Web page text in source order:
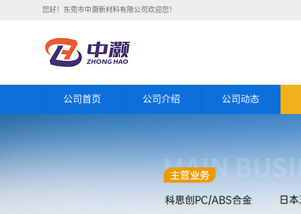
您好！东莞市中灏新材料有限公司欢迎您！
公司首页 公司介绍 公司动态